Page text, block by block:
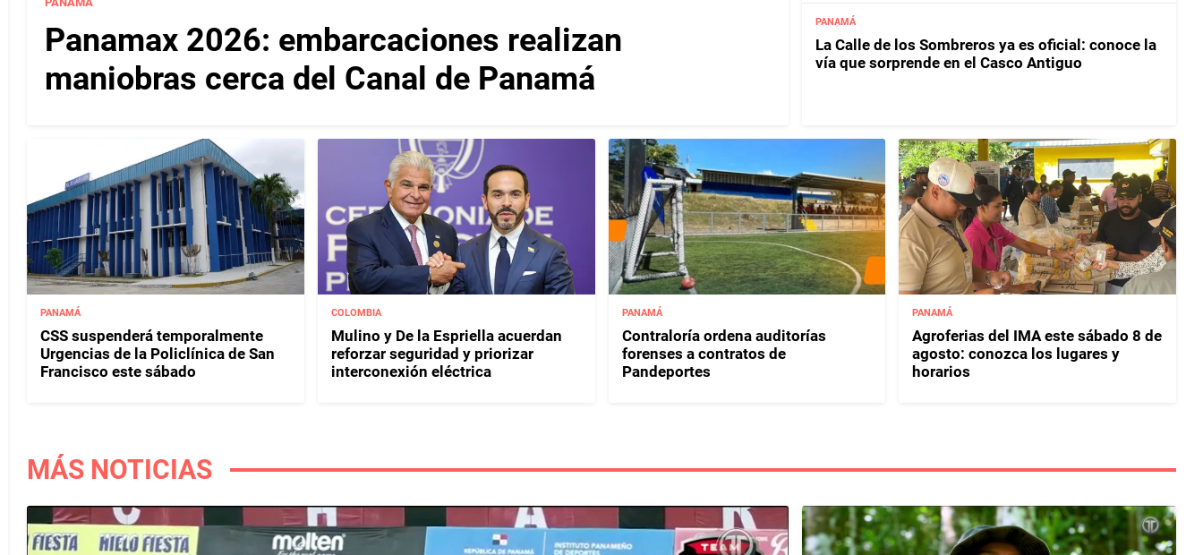
Panamax 2026: embarcaciones realizan
maniobras cerca del Canal de Panamá
PANAMÁ
La Calle de los Sombreros ya es oficial: conoce la
vía que sorprende en el Casco Antiguo
PANAMÁ
CSS suspenderá temporalmente
Urgencias de la Policlínica de San
Francisco este sábado
COLOMBIA
Mulino y De la Espriella acuerdan
reforzar seguridad y priorizar
interconexión eléctrica
PANAMÁ
Contraloría ordena auditorías
forenses a contratos de
Pandeportes
PANAMÁ
Agroferias del IMA este sábado 8 de
agosto: conozca los lugares y
horarios
MÁS NOTICIAS